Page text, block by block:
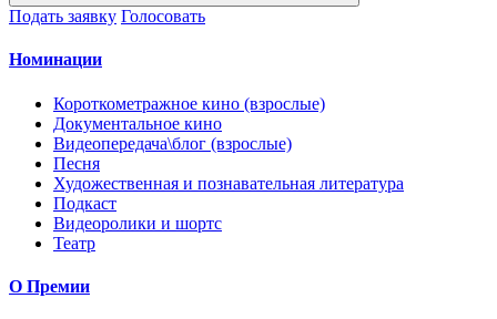
Подать заявку Голосовать
Номинации
Короткометражное кино (взрослые)
Документальное кино
Видеопередача\блог (взрослые)
Песня
Художественная и познавательная литература
Подкаст
Видеоролики и шортс
Театр
О Премии